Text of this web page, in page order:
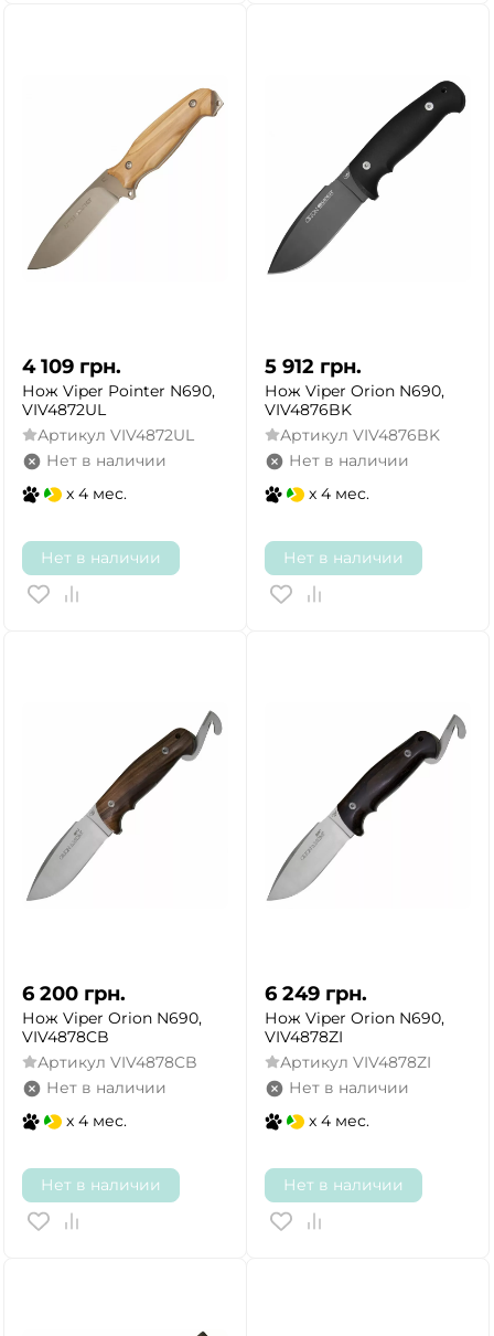
4 109 грн.
Нож Viper Pointer N690,
VIV4872UL
Артикул VIV4872UL
Нет в наличии
x 4 мес.
Нет в наличии
5 912 грн.
Нож Viper Orion N690,
VIV4876BK
Артикул VIV4876BK
Нет в наличии
x 4 мес.
Нет в наличии
6 200 грн.
Нож Viper Orion N690,
VIV4878CB
Артикул VIV4878CB
Нет в наличии
x 4 мес.
Нет в наличии
6 249 грн.
Нож Viper Orion N690,
VIV4878ZI
Артикул VIV4878ZI
Нет в наличии
x 4 мес.
Нет в наличии